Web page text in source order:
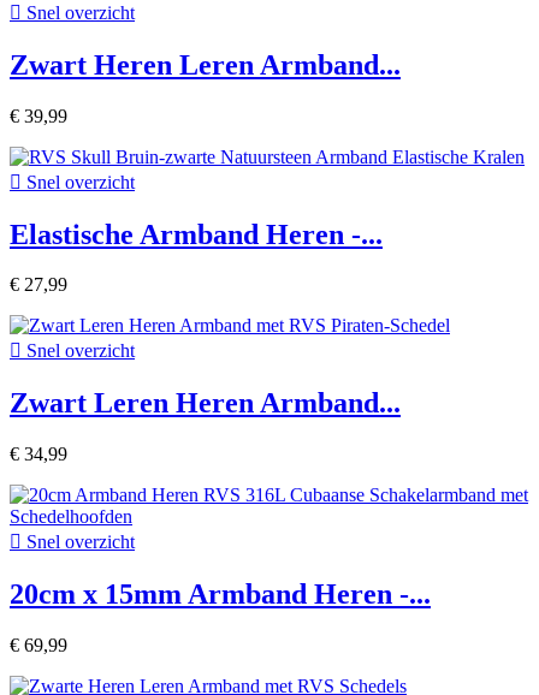
 Snel overzicht
Zwart Heren Leren Armband...
€ 39,99
 Snel overzicht
Elastische Armband Heren -...
€ 27,99
 Snel overzicht
Zwart Leren Heren Armband...
€ 34,99
 Snel overzicht
20cm x 15mm Armband Heren -...
€ 69,99